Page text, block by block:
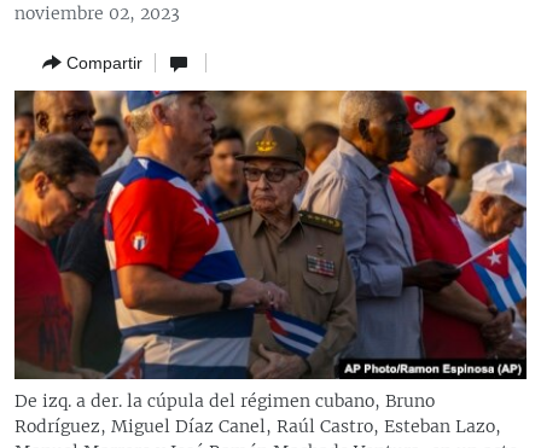
navegación
principal
la
búsqueda
SOBRE CUBA
DEPORTES
ARTE Y ENTRETENIMIENTO
OPINIÓN GRÁFICA
AUDIOVISUALES MARTÍ
RADIO MARTÍ
ESPECIALES
ESPECIALES
LA REALIDAD DE LA VIVIENDA EN CUBA
SER VIEJO EN CUBA
MULTIMEDIA
EDITORIALES
noviembre 02, 2023
Compartir
De izq. a der. la cúpula del régimen cubano, Bruno
Rodríguez, Miguel Díaz Canel, Raúl Castro, Esteban Lazo,